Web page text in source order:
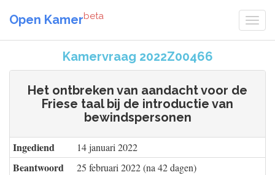
Open Kamerbeta
Kamervraag 2022Z00466
Het ontbreken van aandacht voor de
Friese taal bij de introductie van
bewindspersonen
Ingediend 14 januari 2022
Beantwoord 25 februari 2022 (na 42 dagen)